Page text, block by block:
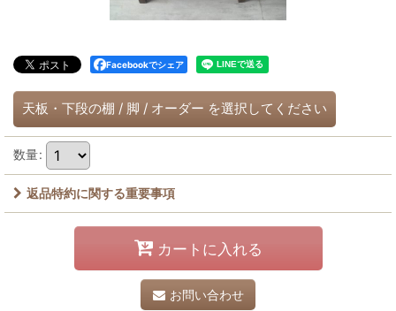
Facebookでシェア
天板・下段の棚 / 脚 / オーダー を選択してください
数量:
返品特約に関する重要事項
カートに入れる
お問い合わせ